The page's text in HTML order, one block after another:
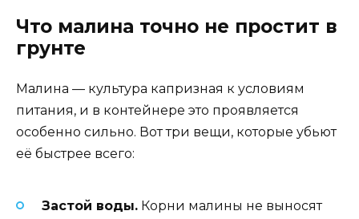
Что малина точно не простит в
грунте
Малина — культура капризная к условиям
питания, и в контейнере это проявляется
особенно сильно. Вот три вещи, которые убьют
её быстрее всего:
Застой воды. Корни малины не выносят